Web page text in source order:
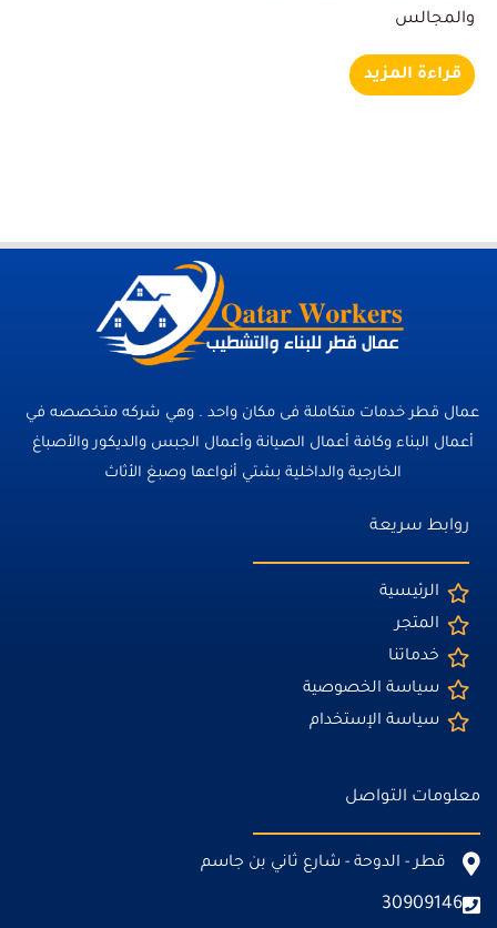
والمجالس
قراءة المزيد
عمال قطر خدمات متكاملة فى مكان واحد . وهي شركه متخصصه في
أعمال البناء وكافة أعمال الصيانة وأعمال الجبس والديكور والأصباغ
الخارجية والداخلية بشتي أنواعها وصبغ الأثاث
روابط سريعة
الرئيسية
المتجر
خدماتنا
سياسة الخصوصية
سياسة الإستخدام
معلومات التواصل
قطر - الدوحة - شارع ثاني بن جاسم
30909146